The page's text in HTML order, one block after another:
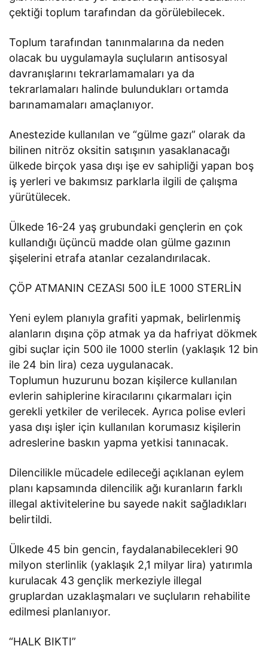
çektiği toplum tarafından da görülebilecek.
Toplum tarafından tanınmalarına da neden
olacak bu uygulamayla suçluların antisosyal
davranışlarını tekrarlamamaları ya da
tekrarlamaları halinde bulundukları ortamda
barınamamaları amaçlanıyor.
Anestezide kullanılan ve “gülme gazı” olarak da
bilinen nitröz oksitin satışının yasaklanacağı
ülkede birçok yasa dışı işe ev sahipliği yapan boş
iş yerleri ve bakımsız parklarla ilgili de çalışma
yürütülecek.
Ülkede 16-24 yaş grubundaki gençlerin en çok
kullandığı üçüncü madde olan gülme gazının
şişelerini etrafa atanlar cezalandırılacak.
ÇÖP ATMANIN CEZASI 500 İLE 1000 STERLİN
Yeni eylem planıyla grafiti yapmak, belirlenmiş
alanların dışına çöp atmak ya da hafriyat dökmek
gibi suçlar için 500 ile 1000 sterlin (yaklaşık 12 bin
ile 24 bin lira) ceza uygulanacak.
Toplumun huzurunu bozan kişilerce kullanılan
evlerin sahiplerine kiracılarını çıkarmaları için
gerekli yetkiler de verilecek. Ayrıca polise evleri
yasa dışı işler için kullanılan korumasız kişilerin
adreslerine baskın yapma yetkisi tanınacak.
Dilencilikle mücadele edileceği açıklanan eylem
planı kapsamında dilencilik ağı kuranların farklı
illegal aktivitelerine bu sayede nakit sağladıkları
belirtildi.
Ülkede 45 bin gencin, faydalanabilecekleri 90
milyon sterlinlik (yaklaşık 2,1 milyar lira) yatırımla
kurulacak 43 gençlik merkeziyle illegal
gruplardan uzaklaşmaları ve suçluların rehabilite
edilmesi planlanıyor.
“HALK BIKTI”